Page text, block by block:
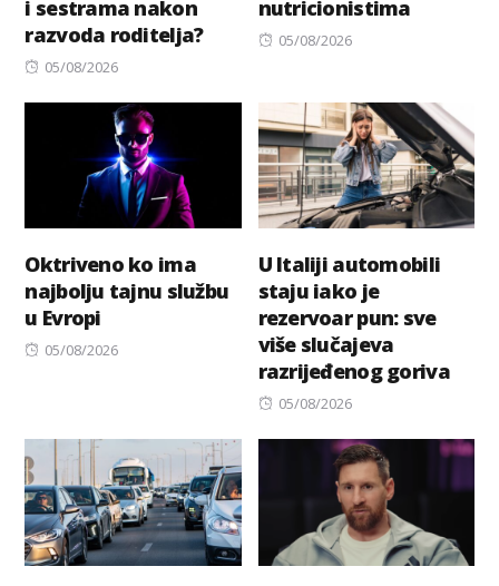
i sestrama nakon
razvoda roditelja?
Posted
05/08/2026
nutricionistima
Posted
05/08/2026
Oktriveno ko ima
najbolju tajnu službu
u Evropi
Posted
05/08/2026
U Italiji automobili
staju iako je
rezervoar pun: sve
više slučajeva
razrijeđenog goriva
Posted
05/08/2026